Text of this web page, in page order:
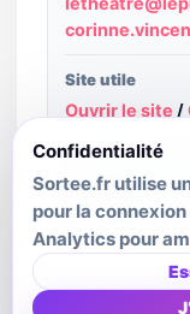
Site utile
Ouvrir le site /
Structure
Haute-Loire
Tourisme
Dernière mise
2026-01-
Confidentialité
Sortee.fr utilise
pour la
Analytics pour